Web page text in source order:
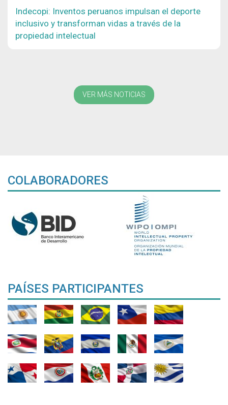
Indecopi: Inventos peruanos impulsan el deporte
inclusivo y transforman vidas a través de la
propiedad intelectual
VER MÁS NOTICIAS
COLABORADORES
PAÍSES PARTICIPANTES